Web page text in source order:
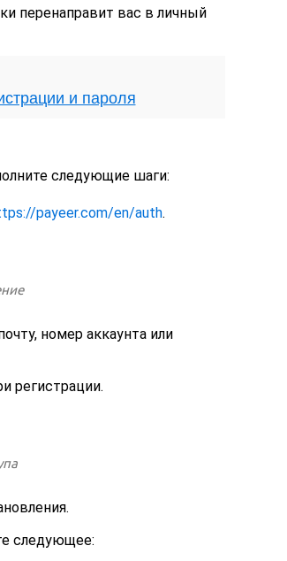
перенаправит вас в личный
и пароля
следующие шаги:
payeer.com/en/auth.
номер аккаунта или
регистрации.
следующее: